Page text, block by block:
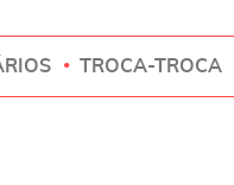
TROCA-TROCA